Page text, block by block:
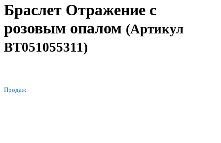
Браслет Отражение с
розовым опалом (Артикул
BT051055311)
Продаж